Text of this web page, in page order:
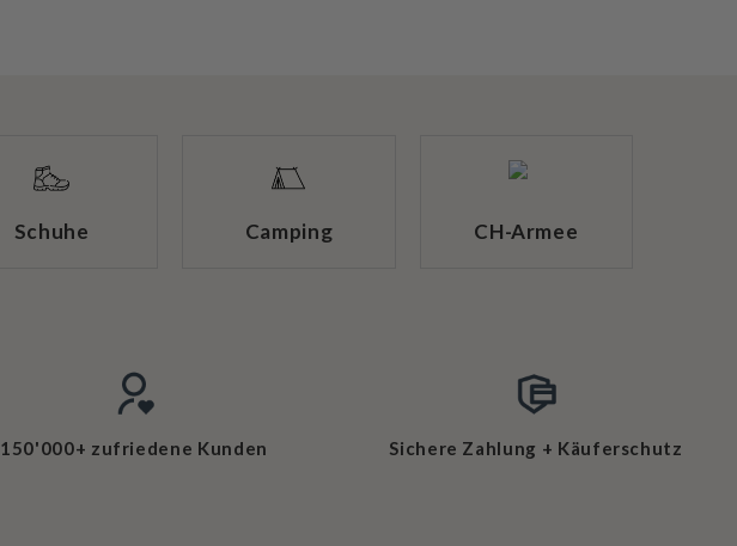
Schuhe Camping CH-Armee
150'000+ zufriedene Kunden Sichere Zahlung + Käuferschutz